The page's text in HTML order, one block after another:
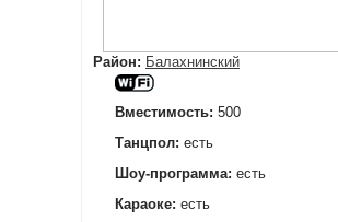
Район: Балахнинский
Вместимость: 500
Танцпол: есть
Шоу-программа: есть
Караоке: есть